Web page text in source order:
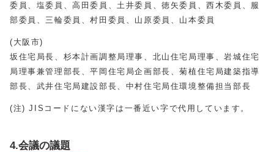
委員、塩委員、高田委員、土井委員、徳矢委員、西木委員、服
部委員、三輪委員、村田委員、山原委員、山本委員
(大阪市)
坂住宅局長、杉本計画調整局理事、北山住宅局理事、岩城住宅
局理事兼管理部長、平岡住宅局企画部長、菊植住宅局建築指導
部長、武井住宅局建設部長、中村住宅局住環境整備担当部長
(注) JISコードにない漢字は一番近い字で代用しています。
4.会議の議題